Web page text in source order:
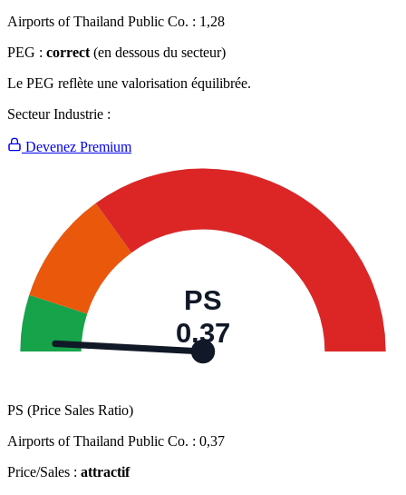
Airports of Thailand Public Co. : 1,28
PEG : correct (en dessous du secteur)
Le PEG reflète une valorisation équilibrée.
Secteur Industrie :
Devenez Premium
PS
0,37
PS (Price Sales Ratio)
Airports of Thailand Public Co. : 0,37
Price/Sales : attractif